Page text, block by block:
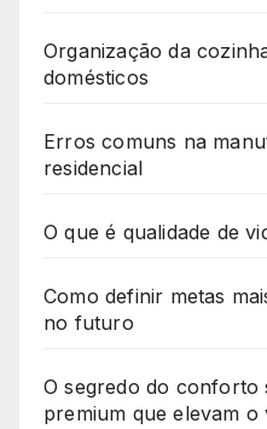
Organização da
domésticos
Erros comuns na
residencial
O que é qualidade de
Como definir metas
no futuro
O segredo do conforto
premium que elevam o